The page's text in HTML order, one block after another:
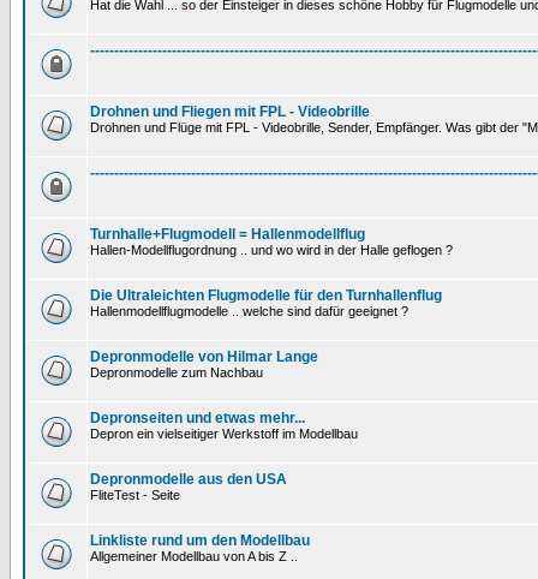
Hat die Wahl ... so der Einsteiger in dieses schöne Hobby für Flugmodelle
Drohnen und Fliegen mit FPL - Videobrille
Drohnen und Flüge mit FPL - Videobrille, Sender, Empfänger. Was gibt der
Turnhalle+Flugmodell = Hallenmodellflug
Hallen-Modellflugordnung .. und wo wird in der Halle geflogen ?
Die Ultraleichten Flugmodelle für den Turnhallenflug
Hallenmodellflugmodelle .. welche sind dafür geeignet ?
Depronmodelle von Hilmar Lange
Depronmodelle zum Nachbau
Depronseiten und etwas mehr...
Depron ein vielseitiger Werkstoff im Modellbau
Depronmodelle aus den USA
FliteTest - Seite
Linkliste rund um den Modellbau
Allgemeiner Modellbau von A bis Z ..